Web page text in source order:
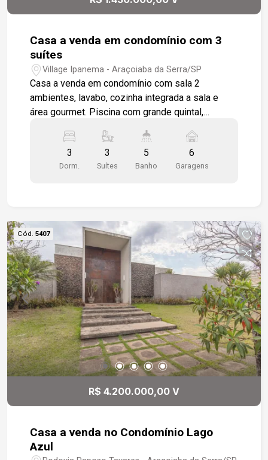
Casa a venda em condomínio com 3
suítes
Village Ipanema - Araçoiaba da Serra/SP
Casa a venda em condomínio com sala 2
ambientes, lavabo, cozinha integrada a sala e
área gourmet. Piscina com grande quintal,
suítes espaçosas e com bastante iluminação
natural. Frente com amplo recuo, possibilitando
estacionar 6 veículos sendo 2 vagas cobertas.
com segurança para toda a família.
3
Dorm.
3
Suítes
5
Banho
6
Garagens
Cód. 5407
R$ 4.200.000,00 V
Casa a venda no Condomínio Lago
Azul